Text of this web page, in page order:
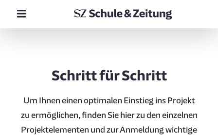
Schritt für Schritt
Um Ihnen einen optimalen Einstieg ins Projekt
zu ermöglichen, finden Sie hier zu den einzelnen
Projektelementen und zur Anmeldung wichtige